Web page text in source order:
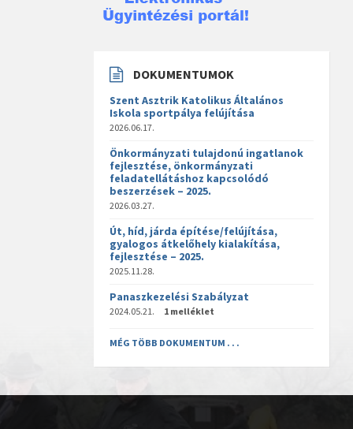
DOKUMENTUMOK
Szent Asztrik Katolikus Általános
Iskola sportpálya felújítása
2026.06.17.
Önkormányzati tulajdonú ingatlanok
fejlesztése, önkormányzati
feladatellátáshoz kapcsolódó
beszerzések – 2025.
2026.03.27.
Út, híd, járda építése/felújítása,
gyalogos átkelőhely kialakítása,
fejlesztése – 2025.
2025.11.28.
Panaszkezelési Szabályzat
2024.05.21. 1 melléklet
MÉG TÖBB DOKUMENTUM . . .